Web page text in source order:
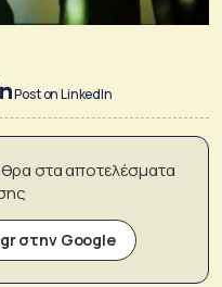
Post on LinkedIn
στα αποτελέσματα
στην Google